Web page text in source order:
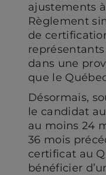
ajustements
Règlement
de
dans une
que le
Désormais,
le candidat
au moins 24
36 mois
certificat au
bénéficier